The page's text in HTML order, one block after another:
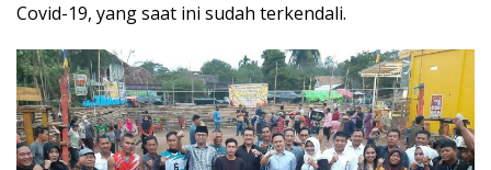
Covid-19, yang saat ini sudah terkendali.